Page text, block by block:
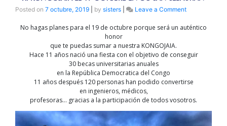
Posted on 7 octubre, 2019 by sisters Leave a Commenton
KONGOJAIA
octubre
San
No hagas planes para el 19 de octubre porque será un auténtico
honor
que te puedas sumar a nuestra KONGOJAIA.
Hace 11 años nació una fiesta con el objetivo de conseguir
30 becas universitarias anuales
en la República Democratica del Congo
11 años después 120 personas han podido convertirse
en ingenieros, médicos,
profesoras… gracias a la participación de todos vosotros.